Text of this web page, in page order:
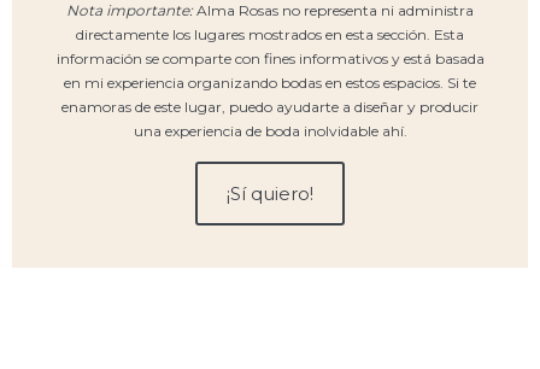
Nota importante:Alma Rosas no representa ni administra
directamente los lugares mostrados en esta sección. Esta
información se comparte con fines informativos y está basada
en mi experiencia organizando bodas en estos espacios. Si te
enamoras de este lugar, puedo ayudarte a diseñar y producir
una experiencia de boda inolvidable ahí.
¡Sí quiero!